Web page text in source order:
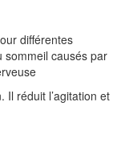
différentes
sommeil causés par
Il réduit l’agitation et